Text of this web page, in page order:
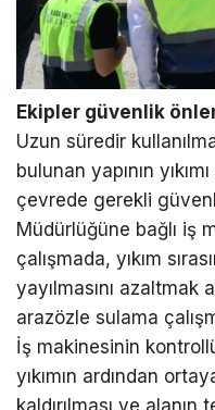
Ekipler güvenlik
Uzun süredir
bulunan yapının
çevrede gerekli
Müdürlüğüne bağlı iş
çalışmada, yıkım
yayılmasını azaltmak
arazözle sulama
İş makinesinin
yıkımın ardından